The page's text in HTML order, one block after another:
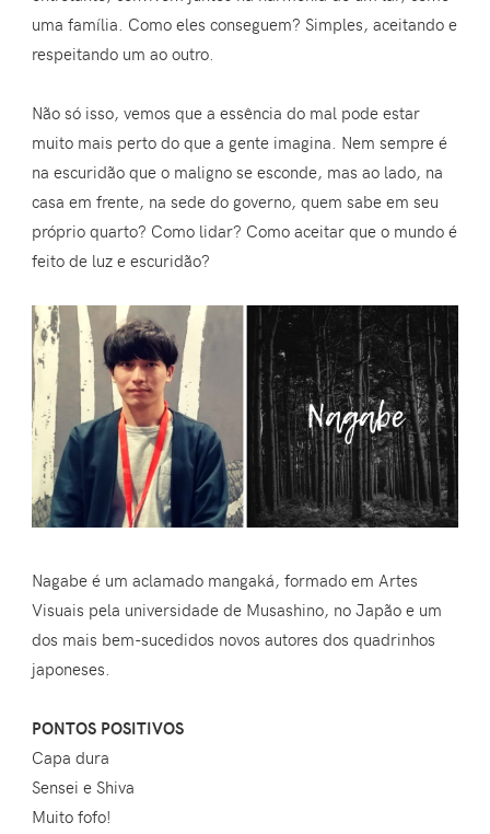
uma família. Como eles conseguem? Simples, aceitando e
respeitando um ao outro.
Não só isso, vemos que a essência do mal pode estar
muito mais perto do que a gente imagina. Nem sempre é
na escuridão que o maligno se esconde, mas ao lado, na
casa em frente, na sede do governo, quem sabe em seu
próprio quarto? Como lidar? Como aceitar que o mundo é
feito de luz e escuridão?
Nagabe é um aclamado mangaká, formado em Artes
Visuais pela universidade de Musashino, no Japão e um
dos mais bem-sucedidos novos autores dos quadrinhos
japoneses.
PONTOS POSITIVOS
Capa dura
Sensei e Shiva
Muito fofo!